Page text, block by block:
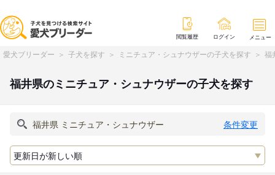
閲覧履歴 ログイン メニュー
愛犬ブリーダー 子犬を探す ミニチュア・シュナウザーの子犬を探す 福
福井県のミニチュア・シュナウザーの子犬を探す
条件変更